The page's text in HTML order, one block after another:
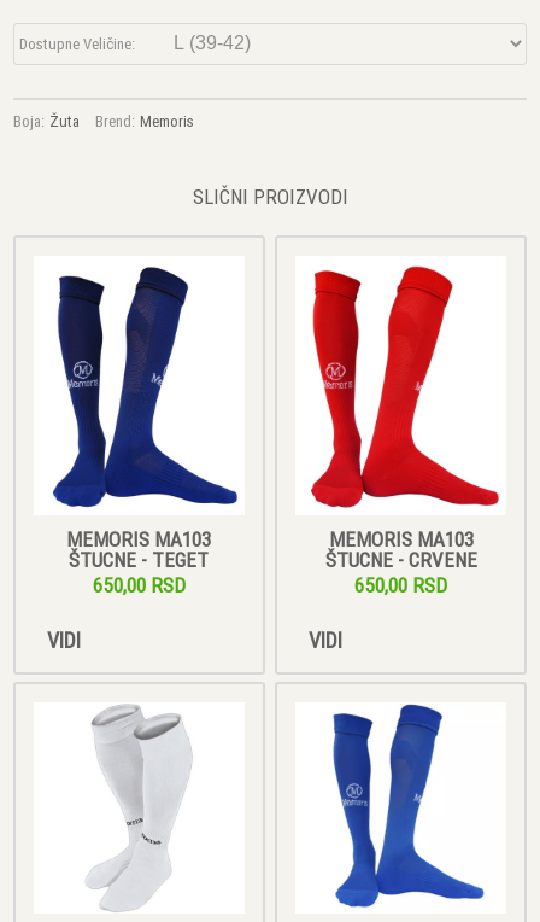
Dostupne Veličine:
Boja: Žuta Brend: Memoris
SLIČNI PROIZVODI
MEMORIS MA103
ŠTUCNE - TEGET
650,00 RSD
VIDI
MEMORIS MA103
ŠTUCNE - CRVENE
650,00 RSD
VIDI